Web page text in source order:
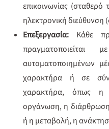
επικοινωνίας
ηλεκτρονική διεύθυνση
Επεξεργασία: Κάθε
αυτοματοποιημένων
χαρακτήρα ή σε
χαρακτήρα, όπως η
οργάνωση, η
ή η μεταβολή, η